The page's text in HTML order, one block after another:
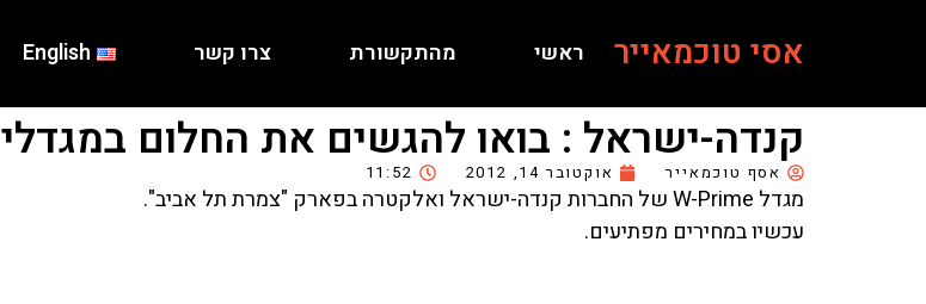
אסי טוכמאייר ראשי מהתקשורת צרו קשר English
קנדה-ישראל : בואו להגשים את החלום במגדלי W Prime
אסף טוכמאייר אוקטובר 14, 2012 11:52
מגדל W-Prime של החברות קנדה-ישראל ואלקטרה בפארק "צמרת תל אביב".
עכשיו במחירים מפתיעים.